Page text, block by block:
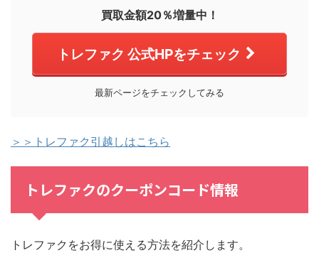
買取金額20％増量中！
トレファク 公式HPをチェック
最新ページをチェックしてみる
＞＞トレファク引越しはこちら
トレファクのクーポンコード情報
トレファクをお得に使える方法を紹介します。